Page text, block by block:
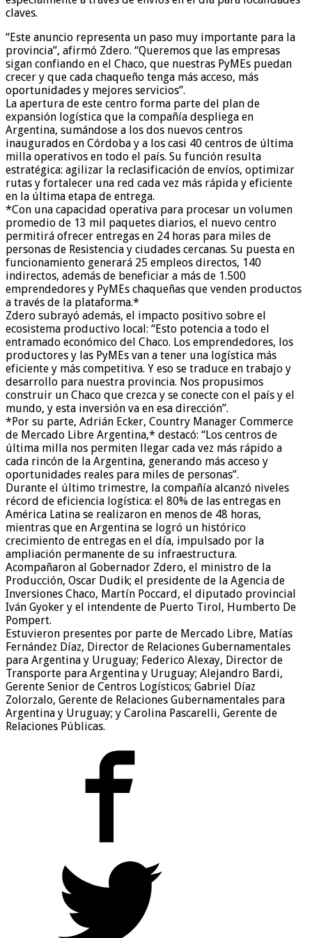
claves.
“Este anuncio representa un paso muy importante para la
provincia”, afirmó Zdero. “Queremos que las empresas
sigan confiando en el Chaco, que nuestras PyMEs puedan
crecer y que cada chaqueño tenga más acceso, más
oportunidades y mejores servicios”.
La apertura de este centro forma parte del plan de
expansión logística que la compañía despliega en
Argentina, sumándose a los dos nuevos centros
inaugurados en Córdoba y a los casi 40 centros de última
milla operativos en todo el país. Su función resulta
estratégica: agilizar la reclasificación de envíos, optimizar
rutas y fortalecer una red cada vez más rápida y eficiente
en la última etapa de entrega.
*Con una capacidad operativa para procesar un volumen
promedio de 13 mil paquetes diarios, el nuevo centro
permitirá ofrecer entregas en 24 horas para miles de
personas de Resistencia y ciudades cercanas. Su puesta en
funcionamiento generará 25 empleos directos, 140
indirectos, además de beneficiar a más de 1.500
emprendedores y PyMEs chaqueñas que venden productos
a través de la plataforma.*
Zdero subrayó además, el impacto positivo sobre el
ecosistema productivo local: “Esto potencia a todo el
entramado económico del Chaco. Los emprendedores, los
productores y las PyMEs van a tener una logística más
eficiente y más competitiva. Y eso se traduce en trabajo y
desarrollo para nuestra provincia. Nos propusimos
construir un Chaco que crezca y se conecte con el país y el
mundo, y esta inversión va en esa dirección”.
*Por su parte, Adrián Ecker, Country Manager Commerce
de Mercado Libre Argentina,* destacó: “Los centros de
última milla nos permiten llegar cada vez más rápido a
cada rincón de la Argentina, generando más acceso y
oportunidades reales para miles de personas”.
Durante el último trimestre, la compañía alcanzó niveles
récord de eficiencia logística: el 80% de las entregas en
América Latina se realizaron en menos de 48 horas,
mientras que en Argentina se logró un histórico
crecimiento de entregas en el día, impulsado por la
ampliación permanente de su infraestructura.
Acompañaron al Gobernador Zdero, el ministro de la
Producción, Oscar Dudik; el presidente de la Agencia de
Inversiones Chaco, Martín Poccard, el diputado provincial
Iván Gyoker y el intendente de Puerto Tirol, Humberto De
Pompert.
Estuvieron presentes por parte de Mercado Libre, Matías
Fernández Díaz, Director de Relaciones Gubernamentales
para Argentina y Uruguay; Federico Alexay, Director de
Transporte para Argentina y Uruguay; Alejandro Bardi,
Gerente Senior de Centros Logísticos; Gabriel Díaz
Zolorzalo, Gerente de Relaciones Gubernamentales para
Argentina y Uruguay; y Carolina Pascarelli, Gerente de
Relaciones Públicas.